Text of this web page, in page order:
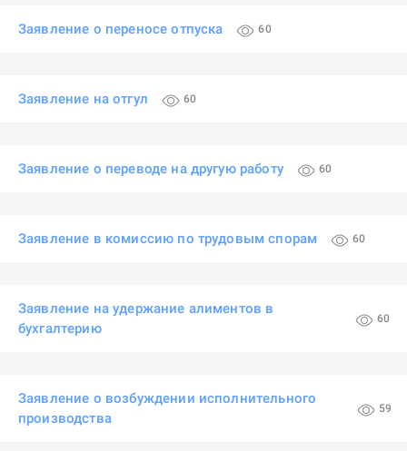
Заявление о переносе отпуска 60
Заявление на отгул 60
Заявление о переводе на другую работу 60
Заявление в комиссию по трудовым спорам 60
Заявление на удержание алиментов в
бухгалтерию
60
Заявление о возбуждении исполнительного
производства
59